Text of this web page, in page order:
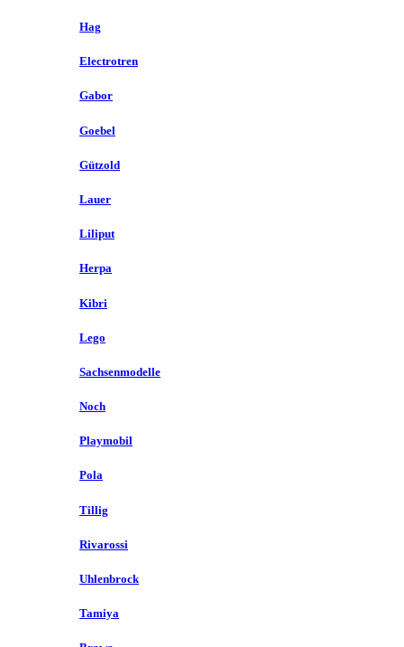
Hag
Electrotren
Gabor
Goebel
Gützold
Lauer
Liliput
Herpa
Kibri
Lego
Sachsenmodelle
Noch
Playmobil
Pola
Tillig
Rivarossi
Uhlenbrock
Tamiya